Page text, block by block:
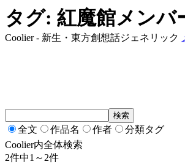
タグ: 紅魔館メンバ
Coolier - 新生・東方創想話ジェネリック
全文 作品名 作者
分類タグ
Coolier内全体検索
2件中1～2件